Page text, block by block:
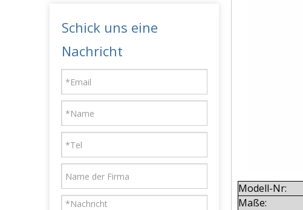
Schick uns eine
Nachricht
Modell-Nr:
Maße: